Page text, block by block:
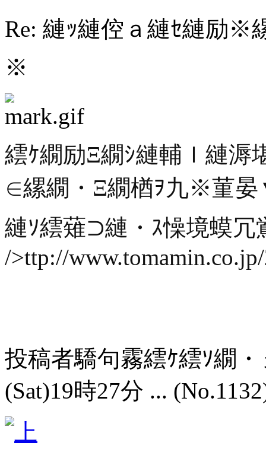
Re: 縺ｯ縺倥ａ縺ｾ縺励※
※
繧ｹ繝励Ξ繝ｼ縺輔ｌ縺溽
∈縲繝・Ξ繝楢ｦ九※菫晏
縺ｿ繧薙⊃縺・ｽ懆境蟆冗
/>ttp://
投稿者驕句霧繧ｹ繧ｿ繝・
(Sat)19時27分 ...